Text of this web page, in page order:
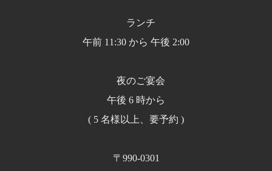
ランチ
午前 11:30 から 午後 2:00
夜のご宴会
午後 6 時から
( 5 名様以上、要予約 )
〒990-0301